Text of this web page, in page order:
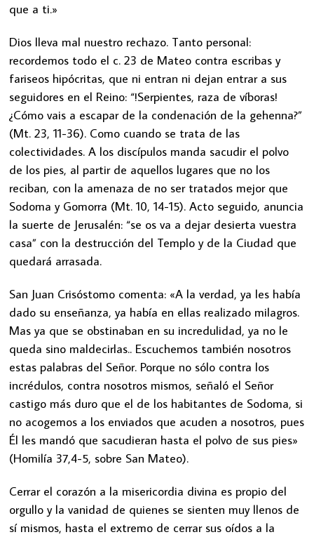
que a ti.»
Dios lleva mal nuestro rechazo. Tanto personal:
recordemos todo el c. 23 de Mateo contra escribas y
fariseos hipócritas, que ni entran ni dejan entrar a sus
seguidores en el Reino: “!Serpientes, raza de víboras!
¿Cómo vais a escapar de la condenación de la gehenna?”
(Mt. 23, 11-36). Como cuando se trata de las
colectividades. A los discípulos manda sacudir el polvo
de los pies, al partir de aquellos lugares que no los
reciban, con la amenaza de no ser tratados mejor que
Sodoma y Gomorra (Mt. 10, 14-15). Acto seguido, anuncia
la suerte de Jerusalén: “se os va a dejar desierta vuestra
casa” con la destrucción del Templo y de la Ciudad que
quedará arrasada.
San Juan Crisóstomo comenta: «A la verdad, ya les había
dado su enseñanza, ya había en ellas realizado milagros.
Mas ya que se obstinaban en su incredulidad, ya no le
queda sino maldecirlas.. Escuchemos también nosotros
estas palabras del Señor. Porque no sólo contra los
incrédulos, contra nosotros mismos, señaló el Señor
castigo más duro que el de los habitantes de Sodoma, si
no acogemos a los enviados que acuden a nosotros, pues
Él les mandó que sacudieran hasta el polvo de sus pies»
(Homilía 37,4-5, sobre San Mateo).
Cerrar el corazón a la misericordia divina es propio del
orgullo y la vanidad de quienes se sienten muy llenos de
sí mismos, hasta el extremo de cerrar sus oídos a la